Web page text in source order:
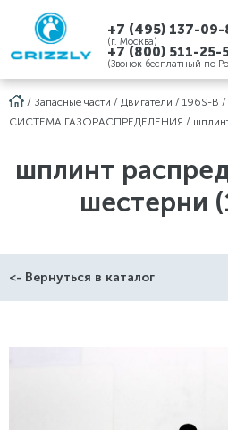
+7 (495) 137-09-
(г. Москва)
+7 (800) 511-25-
(Звонок бесплатный по
/ Запасные части / Двигатели / 196S-B /
СИСТЕМА ГАЗОРАСПРЕДЕЛЕНИЯ /
шплинт
шестерни
<- Вернуться в каталог